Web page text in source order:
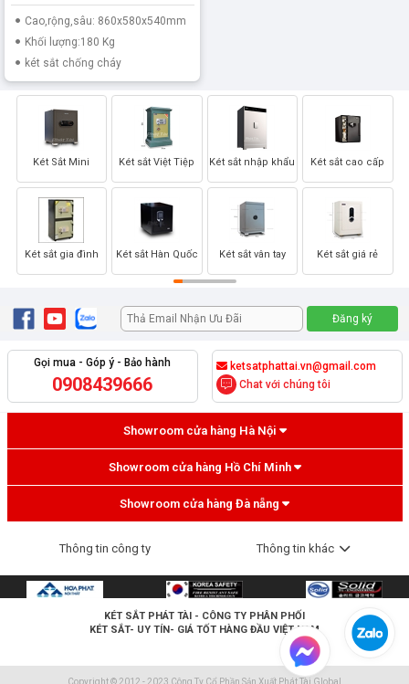
Cao,rộng,sâu: 860x580x540mm
Khối lượng:180 Kg
két sắt chống cháy
Két Sắt Mini
Két sắt gia đình
Két sắt Việt Tiệp
Két sắt Hàn Quốc
Két sắt nhập khẩu
Két sắt vân tay
Két sắt cao cấp
Két sắt giá rẻ
Gọi mua - Góp ý - Bảo hành
0908439666
ketsatphattai.vn@gmail.com
Chat với chúng tôi
Showroom cửa hàng Hà Nội
Showroom cửa hàng Hồ Chí Minh
Showroom cửa hàng Đà nẵng
Thông tin công ty Thông tin khác
KÉT SẮT PHÁT TÀI - CÔNG TY PHÂN PHỐI
KÉT SẮT- UY TÍN- GIÁ TỐT HÀNG ĐẦU VIỆT NAM